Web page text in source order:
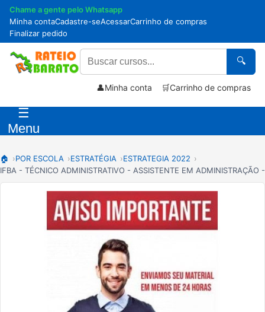
Chame a gente pelo Whatsapp
Minha contaCadastre-seAcessarCarrinho de compras
Finalizar pedido
🔍
👤Minha conta 🛒Carrinho de compras
☰
Menu
🏠 POR ESCOLA ESTRATÉGIA
ESTRATEGIA 2022
IFBA - TÉCNICO ADMINISTRATIVO - ASSISTENTE EM ADMINISTRAÇÃO